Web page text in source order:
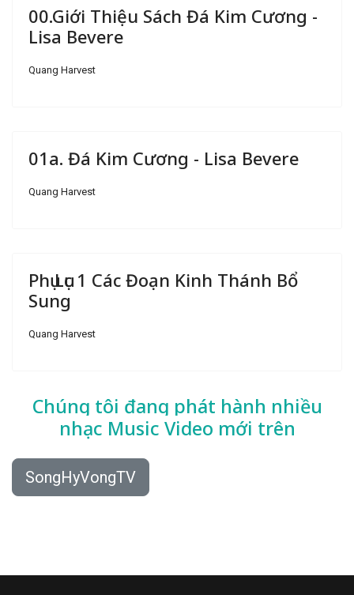
00.Giới Thiệu Sách Đá Kim Cương -
Lisa Bevere
Quang Harvest
01a. Đá Kim Cương - Lisa Bevere
Quang Harvest
Phụ Lục 1 Các Đoạn Kinh Thánh Bổ
Sung
Quang Harvest
Chúng tôi đang phát hành nhiều
nhạc Music Video mới trên
SongHyVongTV